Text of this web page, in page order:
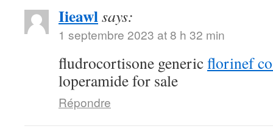
Iieawlsays:
1 septembre 2023 at 8 h 32 min
fludrocortisone genericflorinef
loperamide for sale
Répondre